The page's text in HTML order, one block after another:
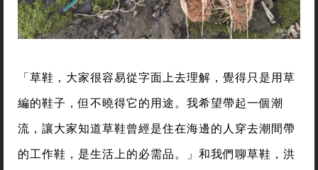
「草鞋，大家很容易從字面上去理解，覺得只是用草
編的鞋子，但不曉得它的用途。我希望帶起一個潮
流，讓大家知道草鞋曾經是住在海邊的人穿去潮間帶
的工作鞋，是生活上的必需品。」和我們聊草鞋，洪